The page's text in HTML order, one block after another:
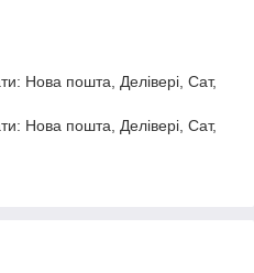
Нова пошта, Делівері, Сат,
Нова пошта, Делівері, Сат,